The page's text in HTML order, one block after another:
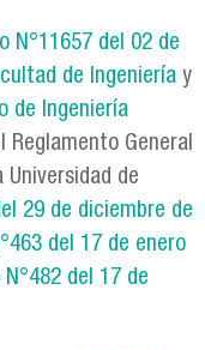
N°11657 del 02 de
de Ingeniería y
de Ingeniería
General
de
29 de diciembre de
del 17 de enero
N°482 del 17 de